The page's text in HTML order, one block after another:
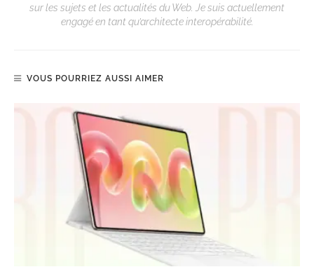
sur les sujets et les actualités du Web. Je suis actuellement
engagé en tant qu’architecte interopérabilité.
VOUS POURRIEZ AUSSI AIMER